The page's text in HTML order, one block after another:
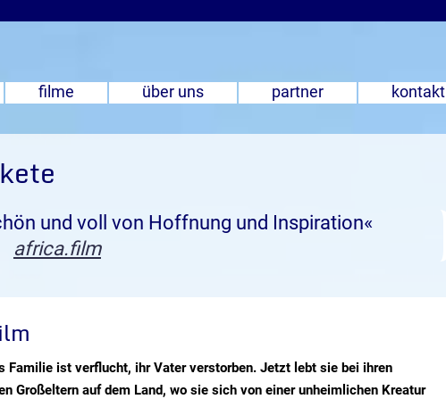
filme über uns partner kontakt
und voll von Hoffnung und Inspiration«
africa.film
Familie ist verflucht, ihr Vater verstorben. Jetzt lebt sie bei ihren
Großeltern auf dem Land, wo sie sich von einer unheimlichen Kreatur